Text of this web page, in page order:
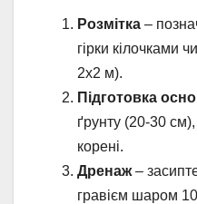
Розмітка –
гірки кілочками
2х2 м).
Підготовка
ґрунту (20-30
корені.
Дренаж–
гравієм шаром